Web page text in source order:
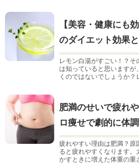
【美容・健康にも
のダイエット効果
レモン白湯がすごい！？そ
は知っていると思いますが
くのではないでしょうか？
肥満のせいで疲れ
ロ痩せで劇的に体
疲れやすい理由は肥満？原
ると疲れやすくなります。
かすときに増えた体重の重